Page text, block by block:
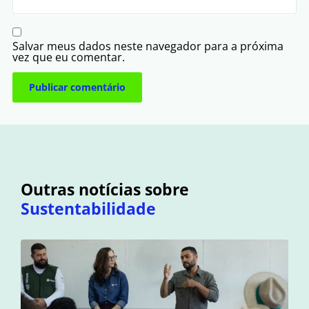
Salvar meus dados neste navegador para a próxima
vez que eu comentar.
Outras notícias sobre
Sustentabilidade